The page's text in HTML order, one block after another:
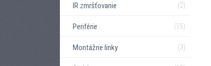
IR zmršťovanie (2)
Periférie (15)
Montážne linky (3)